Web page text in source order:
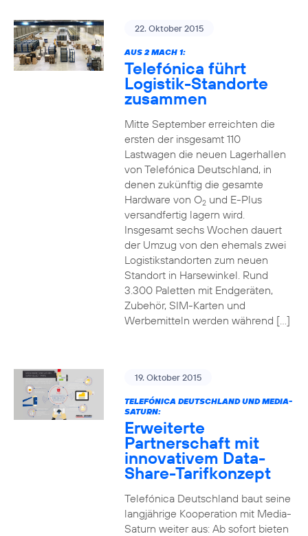
22. Oktober 2015
AUS 2 MACH 1:
Telefónica führt
Logistik-Standorte
zusammen
Mitte September erreichten die
ersten der insgesamt 110
Lastwagen die neuen Lagerhallen
von Telefónica Deutschland, in
denen zukünftig die gesamte
Hardware von O2und E-Plus
versandfertig lagern wird.
Insgesamt sechs Wochen dauert
der Umzug von den ehemals zwei
Logistikstandorten zum neuen
Standort in Harsewinkel. Rund
3.300 Paletten mit Endgeräten,
Zubehör, SIM-Karten und
Werbemitteln werden während […]
19. Oktober 2015
TELEFÓNICA DEUTSCHLAND UND MEDIA-
SATURN:
Erweiterte
Partnerschaft mit
innovativem Data-
Share-Tarifkonzept
Telefónica Deutschland baut seine
langjährige Kooperation mit Media-
Saturn weiter aus: Ab sofort bieten